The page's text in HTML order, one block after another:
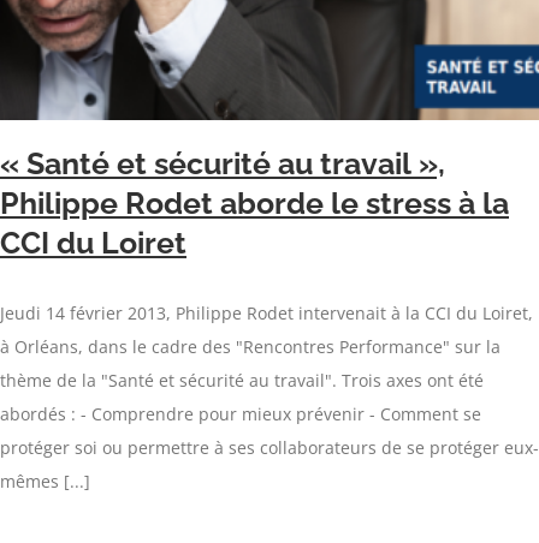
« Santé et sécurité au travail »,
Philippe Rodet aborde le stress à la
CCI du Loiret
Jeudi 14 février 2013, Philippe Rodet intervenait à la CCI du Loiret,
à Orléans, dans le cadre des "Rencontres Performance" sur la
thème de la "Santé et sécurité au travail". Trois axes ont été
abordés : - Comprendre pour mieux prévenir - Comment se
protéger soi ou permettre à ses collaborateurs de se protéger eux-
mêmes [...]